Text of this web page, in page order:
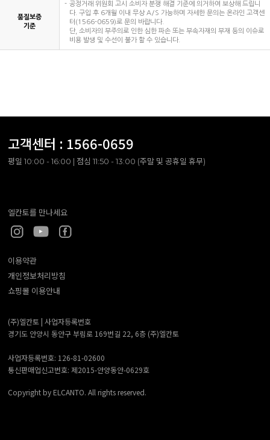
품질보증
기준
공정거래 위원회 고시 소비자 분쟁 해결 기준에 의거하여 보상해 드립니
다. 구입 후 6개월 이내 무상 A/S 가능하며 자세한 문의는 온라인 고객센
터(1566-0659)로 문의 바랍니다.
단, 소비자의 부주의로 인한 심한 파손 또는 부속자재의 부재 등의 이슈로
비용 발생 및 수선이 불가 할 수 있습니다.
고객센터 : 1566-0659
평일 10:00 - 16:00 | 점심 11:50 - 13:00 (주말 및 공휴일 휴무)
엘칸토를 만나세요
이용약관
개인정보처리방침
쇼핑몰 이용안내
(주)엘칸토 | 사업자등록번호
경기도 안양시 동안구 부림로 169번길 22, 6층 (주)엘칸토
사업자등록번호: 126-81-02600
통신판매업신고번호: 제2015-안양동안-0629호
Copyright by ELCANTO. All rights reserved.